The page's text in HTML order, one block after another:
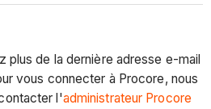
plus de la dernière adresse e-mail
vous connecter à Procore, nous
l'administrateur Procore